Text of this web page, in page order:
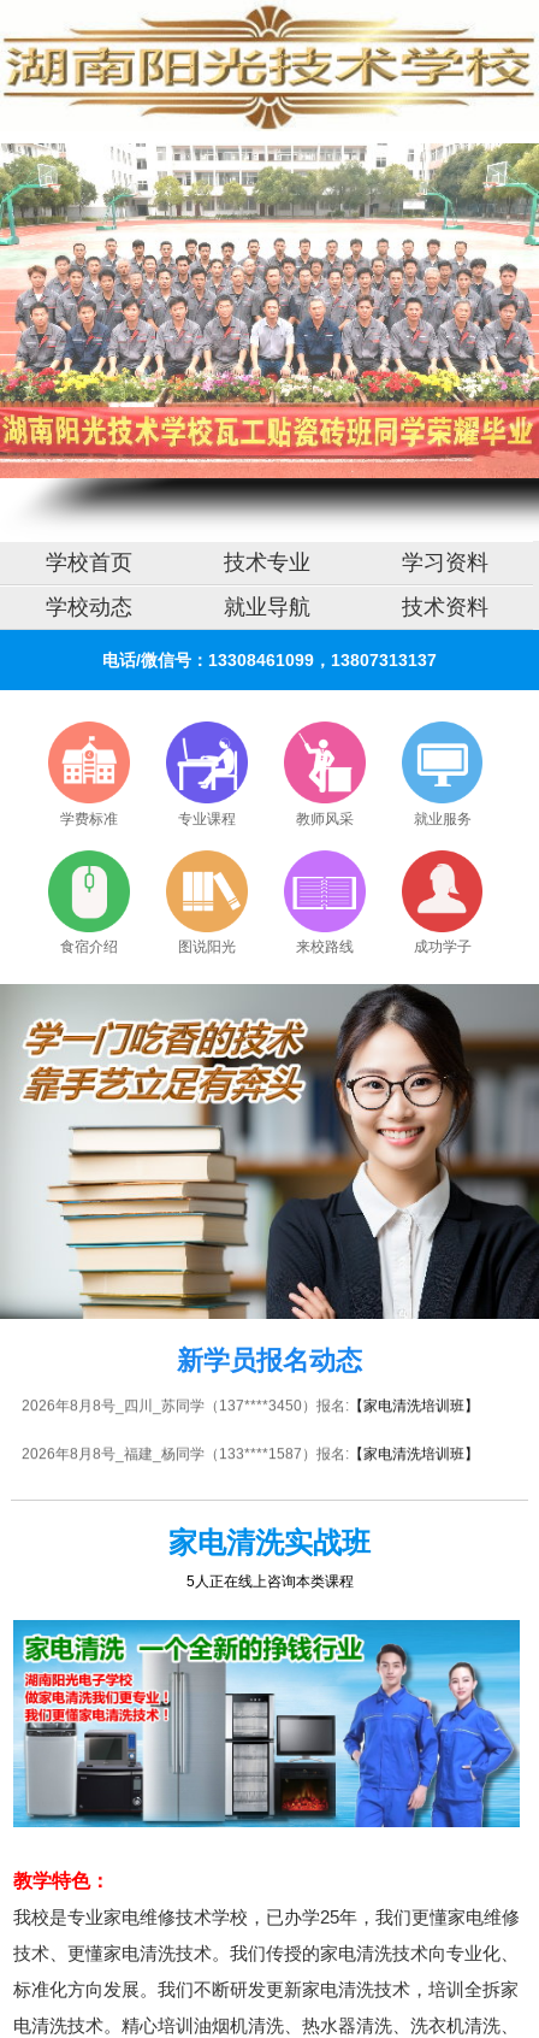
家电清洗培训,家电清洗技术,学习家电清洗,空调清洗培训,家电清洗培训费用,专业
学校首页 技术专业
学习资料
学校动态
就业导航 技术资料
电话/微信号：13308461099，13807313137
学费标准 专业课程 教师风采 就业服务
食宿介绍 图说阳光 来校路线 成功学子
新学员报名动态
2026年8月8号_山西_胡同学（132****5991）报名:【家电清洗培训班】
2026年8月8号_河北_代同学（138****0190）报名: 【家电清洗培训班】
2026年8月8号_河北_陈同学（152****7578）报名: 【家电清洗培训班】
2026年8月8号_山东_胡同学（139****5484）报名: 【家电清洗培训班】
2026年8月8号_贵州_陈同学（183****9482）报名: 【家电清洗培训班】
2026年8月8号_贵州_杨同学（182****3838）报名:【家电清洗培训班】
2026年8月8号_北京_吴同学（134****7567）报名:【电动车维修实战班】
2026年8月8号_福建_谭同学（153****5625）报名:【家电清洗培训班】
2026年8月8号_山东_陈同学（132****1109）报名:【家电清洗培训班】
家电清洗实战班
11人正在线上咨询本类课程
教学特色：
我校是专业家电维修技术学校，已办学25年，我们更懂家电维修
技术、更懂家电清洗技术。我们传授的家电清洗技术向专业化、
标准化方向发展。我们不断研发更新家电清洗技术，培训全拆家
电清洗技术。精心培训油烟机清洗、热水器清洗、洗衣机清洗、